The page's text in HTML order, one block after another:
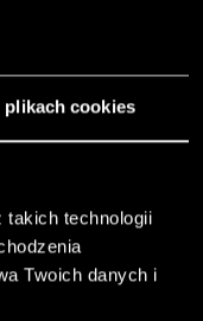
plikach cookies
takich technologii
Twoich danych i